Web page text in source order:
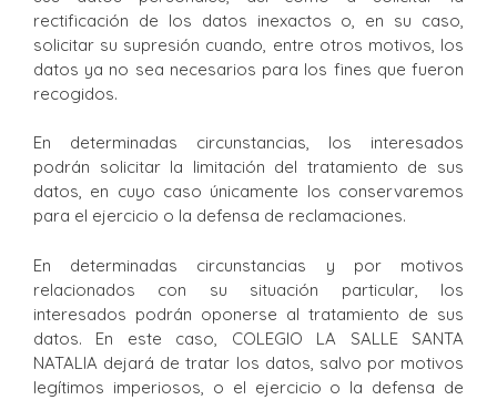
rectificación de los datos inexactos o, en su caso,
solicitar su supresión cuando, entre otros motivos, los
datos ya no sea necesarios para los fines que fueron
recogidos.
En determinadas circunstancias, los interesados
podrán solicitar la limitación del tratamiento de sus
datos, en cuyo caso únicamente los conservaremos
para el ejercicio o la defensa de reclamaciones.
En determinadas circunstancias y por motivos
relacionados con su situación particular, los
interesados podrán oponerse al tratamiento de sus
datos. En este caso, COLEGIO LA SALLE SANTA
NATALIA dejará de tratar los datos, salvo por motivos
legítimos imperiosos, o el ejercicio o la defensa de